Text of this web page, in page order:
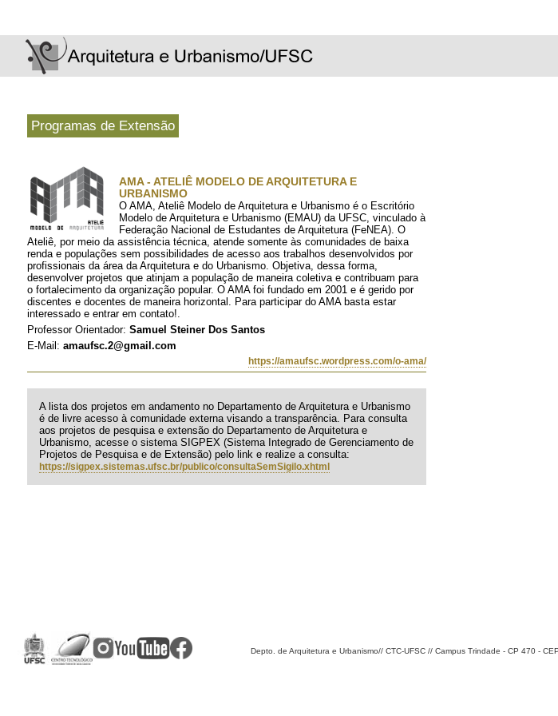
Programas de Extensão
AMA - ATELIÊ MODELO DE ARQUITETURA E
URBANISMO
O AMA, Ateliê Modelo de Arquitetura e Urbanismo é o Escritório
Modelo de Arquitetura e Urbanismo (EMAU) da UFSC, vinculado à
Federação Nacional de Estudantes de Arquitetura (FeNEA). O
Ateliê, por meio da assistência técnica, atende somente às comunidades de baixa
renda e populações sem possibilidades de acesso aos trabalhos desenvolvidos por
profissionais da área da Arquitetura e do Urbanismo. Objetiva, dessa forma,
desenvolver projetos que atinjam a população de maneira coletiva e contribuam para
o fortalecimento da organização popular. O AMA foi fundado em 2001 e é gerido por
discentes e docentes de maneira horizontal. Para participar do AMA basta estar
interessado e entrar em contato!.
Professor Orientador: Samuel Steiner Dos Santos
E-Mail: amaufsc.2@gmail.com
https://amaufsc.wordpress.com/o-ama/
A lista dos projetos em andamento no Departamento de Arquitetura e Urbanismo
é de livre acesso à comunidade externa visando a transparência. Para consulta
aos projetos de pesquisa e extensão do Departamento de Arquitetura e
Urbanismo, acesse o sistema SIGPEX (Sistema Integrado de Gerenciamento de
Projetos de Pesquisa e de Extensão) pelo link e realize a consulta:
https://sigpex.sistemas.ufsc.br/publico/consultaSemSigilo.xhtml
Depto. de Arquitetura e Urbanismo// CTC-UFSC // Campus Trindade - CP 470 -